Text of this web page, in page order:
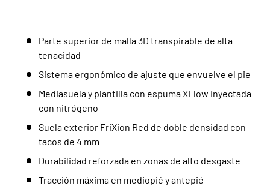
Parte superior de malla 3D transpirable de alta
tenacidad
Sistema ergonómico de ajuste que envuelve el pie
Mediasuela y plantilla con espuma XFlow inyectada
con nitrógeno
Suela exterior FriXion Red de doble densidad con
tacos de 4 mm
Durabilidad reforzada en zonas de alto desgaste
Tracción máxima en mediopié y antepié